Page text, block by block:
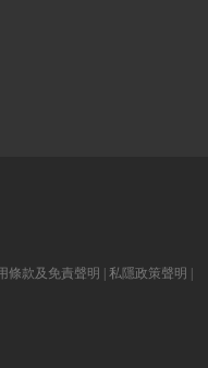
條款及免責聲明 私隱政策聲明